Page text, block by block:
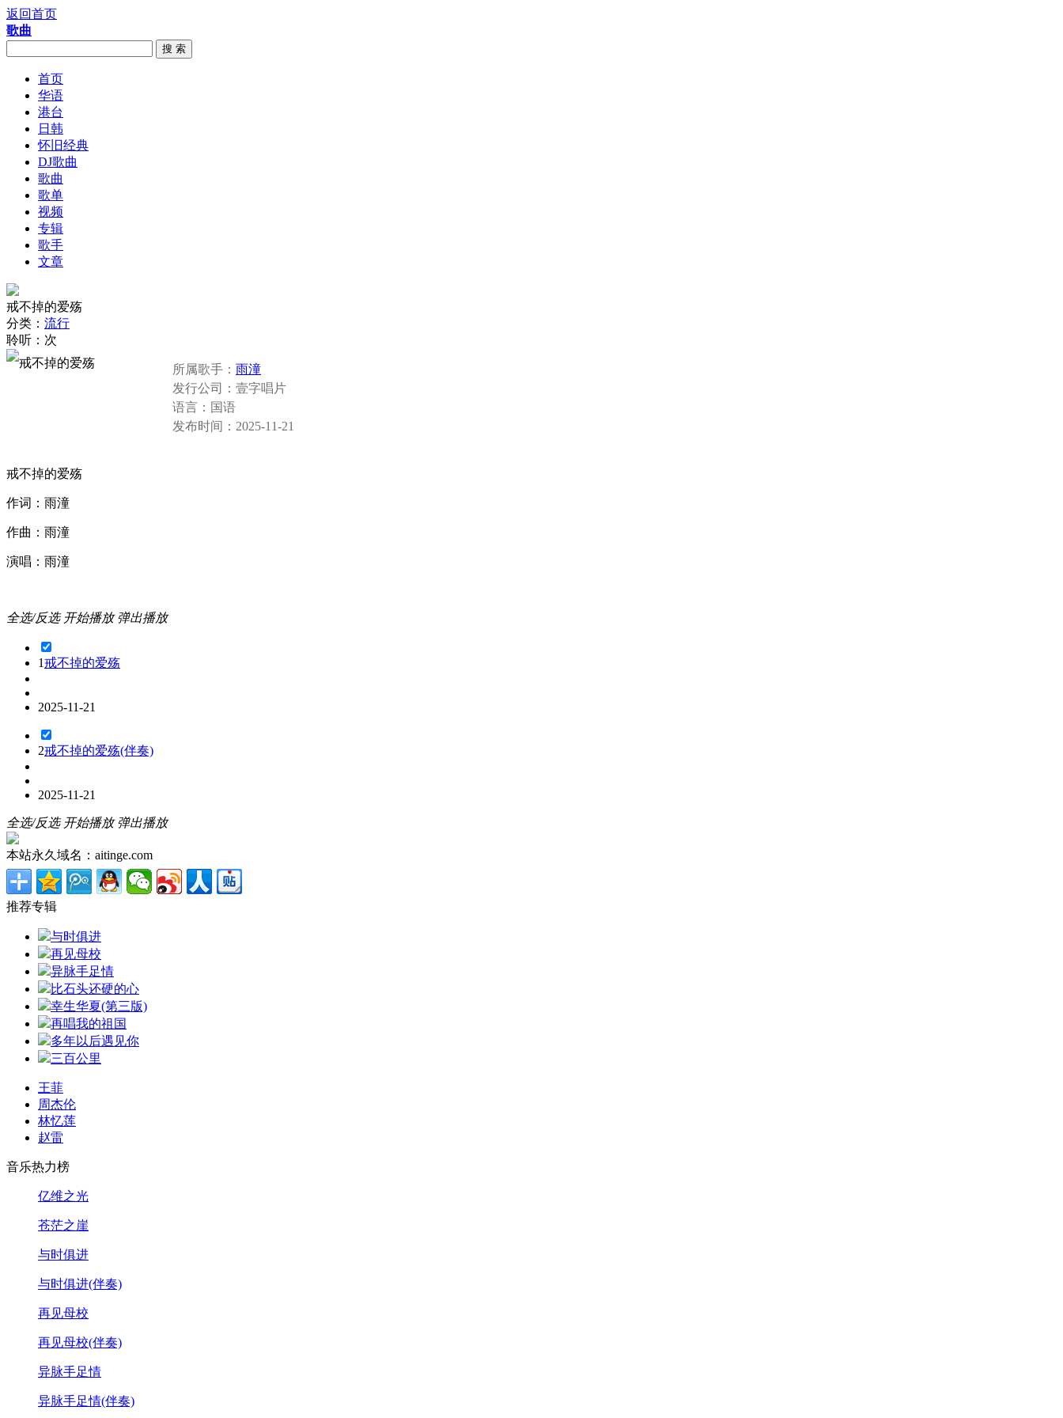
返回首页
歌曲
搜 索
首页
华语
港台
日韩
怀旧经典
DJ歌曲
歌曲
歌单
视频
专辑
歌手
文章
戒不掉的爱殇
分类： 流行
聆听： 次
所属歌手： 雨潼
发行公司： 壹字唱片
语言： 国语
发布时间： 2025-11-21
戒不掉的爱殇
作词：雨潼
作曲：雨潼
演唱：雨潼
全选/反选 开始播放 弹出播放
1戒不掉的爱殇
2025-11-21
2戒不掉的爱殇(伴奏)
2025-11-21
全选/反选 开始播放 弹出播放
本站永久域名：aitinge.com
推荐专辑
与时俱进
再见母校
异脉手足情
比石头还硬的心
幸生华夏(第三版)
再唱我的祖国
多年以后遇见你
三百公里
王菲
周杰伦
林忆莲
赵雷
音乐热力榜
亿维之光
苍茫之崖
与时俱进
与时俱进(伴奏)
再见母校
再见母校(伴奏)
异脉手足情
异脉手足情(伴奏)